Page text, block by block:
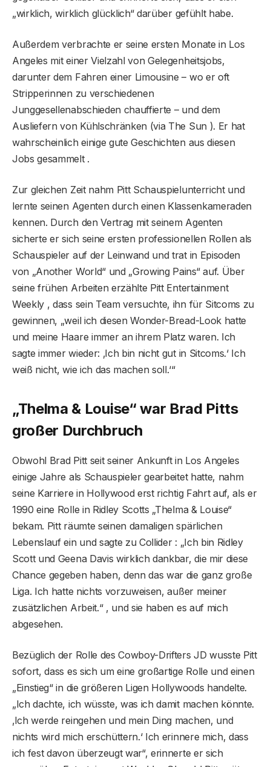
„wirklich, wirklich glücklich“ darüber gefühlt habe.
Außerdem verbrachte er seine ersten Monate in Los
Angeles mit einer Vielzahl von Gelegenheitsjobs,
darunter dem Fahren einer Limousine – wo er oft
Stripperinnen zu verschiedenen
Junggesellenabschieden chauffierte – und dem
Ausliefern von Kühlschränken (via The Sun ). Er hat
wahrscheinlich einige gute Geschichten aus diesen
Jobs gesammelt .
Zur gleichen Zeit nahm Pitt Schauspielunterricht und
lernte seinen Agenten durch einen Klassenkameraden
kennen. Durch den Vertrag mit seinem Agenten
sicherte er sich seine ersten professionellen Rollen als
Schauspieler auf der Leinwand und trat in Episoden
von „Another World“ und „Growing Pains“ auf. Über
seine frühen Arbeiten erzählte Pitt Entertainment
Weekly , dass sein Team versuchte, ihn für Sitcoms zu
gewinnen, „weil ich diesen Wonder-Bread-Look hatte
und meine Haare immer an ihrem Platz waren. Ich
sagte immer wieder: ‚Ich bin nicht gut in Sitcoms.‘ Ich
weiß nicht, wie ich das machen soll.‘“
„Thelma & Louise“ war Brad Pitts
großer Durchbruch
Obwohl Brad Pitt seit seiner Ankunft in Los Angeles
einige Jahre als Schauspieler gearbeitet hatte, nahm
seine Karriere in Hollywood erst richtig Fahrt auf, als er
1990 eine Rolle in Ridley Scotts „Thelma & Louise“
bekam. Pitt räumte seinen damaligen spärlichen
Lebenslauf ein und sagte zu Collider : „Ich bin Ridley
Scott und Geena Davis wirklich dankbar, die mir diese
Chance gegeben haben, denn das war die ganz große
Liga. Ich hatte nichts vorzuweisen, außer meiner
zusätzlichen Arbeit.“ , und sie haben es auf mich
abgesehen.
Bezüglich der Rolle des Cowboy-Drifters JD wusste Pitt
sofort, dass es sich um eine großartige Rolle und einen
„Einstieg“ in die größeren Ligen Hollywoods handelte.
„Ich dachte, ich wüsste, was ich damit machen könnte.
‚Ich werde reingehen und mein Ding machen, und
nichts wird mich erschüttern.‘ Ich erinnere mich, dass
ich fest davon überzeugt war“, erinnerte er sich